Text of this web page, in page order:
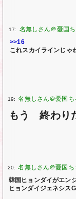
17:
>>16
これスカイラインじゃ
19:
もう 終わり
20:
韓国ヒョンダイがエン
ヒョンダイジェネシス